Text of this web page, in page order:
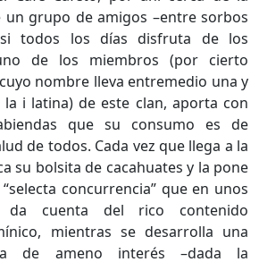
un grupo de amigos –entre sorbos
todos los días disfruta de los
de los miembros (por cierto
nombre lleva entremedio una y
i latina) de este clan, aporta con
que su consumo es de
de todos. Cada vez que llega a la
su bolsita de cacahuates y la pone
concurrencia” que en unos
da cuenta del rico contenido
mientras se desarrolla una
de ameno interés –dada la